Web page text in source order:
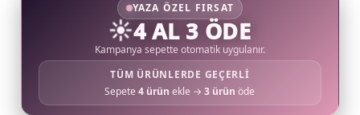
YAZA ÖZEL FIRSAT
☀️4 AL 3 ÖDE
Kampanya sepette otomatik uygulanır.
TÜM ÜRÜNLERDE GEÇERLİ
Sepete4 ürün ekle →3 ürün öde